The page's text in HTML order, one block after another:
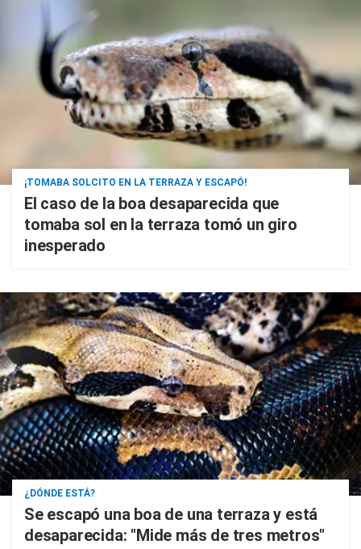
¡TOMABA SOLCITO EN LA TERRAZA Y ESCAPÓ!
El caso de la boa desaparecida que
tomaba sol en la terraza tomó un giro
inesperado
¿DÓNDE ESTÁ?
Se escapó una boa de una terraza y está
desaparecida: "Mide más de tres metros"